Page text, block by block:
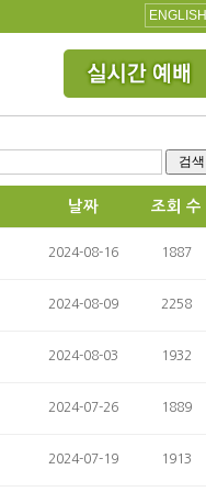
ENGLISH
검색
날짜 조회 수
2024-08-16 1887
2024-08-09 2258
2024-08-03 1932
2024-07-26 1889
2024-07-19 1913